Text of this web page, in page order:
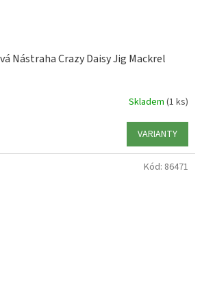
Nástraha Crazy Daisy Jig Mackrel
Skladem (1 ks)
VARIANTY
Kód: 86471